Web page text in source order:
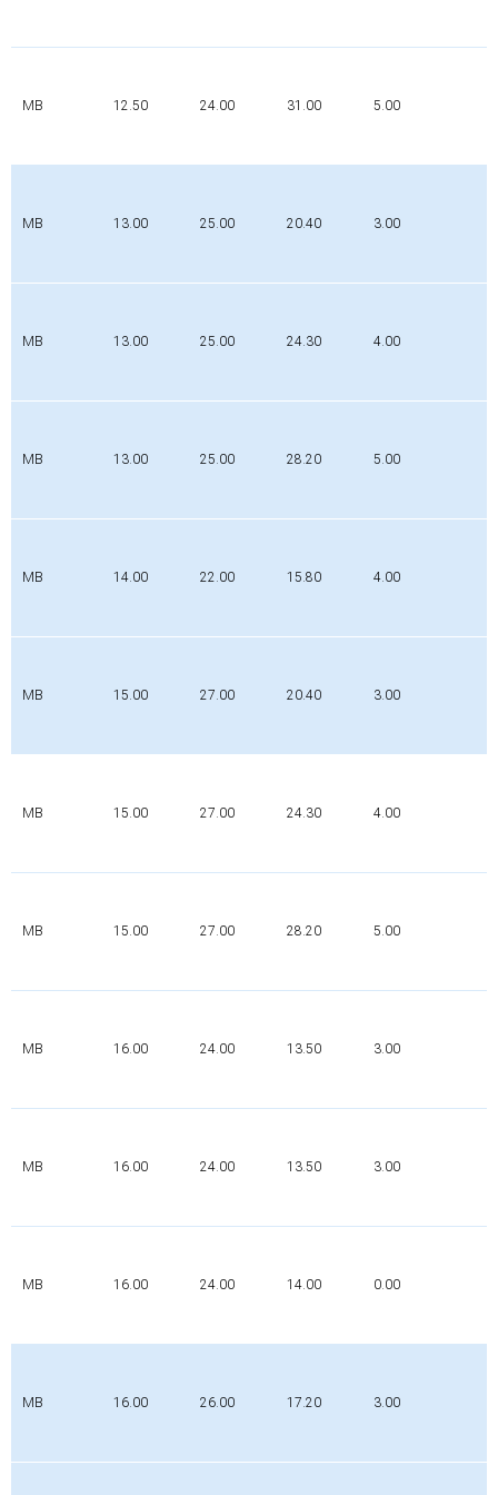
MB 12.50 24.00 31.00 5.00
MB 13.00 25.00 20.40 3.00
MB 13.00 25.00 24.30 4.00
MB 13.00 25.00 28.20 5.00
MB 14.00 22.00 15.80 4.00
MB 15.00 27.00 20.40 3.00
MB 15.00 27.00 24.30 4.00
MB 15.00 27.00 28.20 5.00
MB 16.00 24.00 13.50 3.00
MB 16.00 24.00 13.50 3.00
MB 16.00 24.00 14.00 0.00
MB 16.00 26.00 17.20 3.00